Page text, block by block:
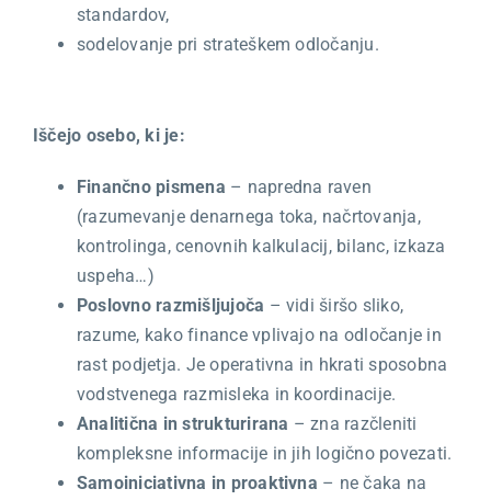
standardov,
sodelovanje pri strateškem odločanju.
Iščejo osebo, ki je:
Finančno pismena – napredna raven
(razumevanje denarnega toka, načrtovanja,
kontrolinga, cenovnih kalkulacij, bilanc, izkaza
uspeha…)
Poslovno razmišljujoča – vidi širšo sliko,
razume, kako finance vplivajo na odločanje in
rast podjetja. Je operativna in hkrati sposobna
vodstvenega razmisleka in koordinacije.
Analitična in strukturirana – zna razčleniti
kompleksne informacije in jih logično povezati.
Samoiniciativna in proaktivna – ne čaka na